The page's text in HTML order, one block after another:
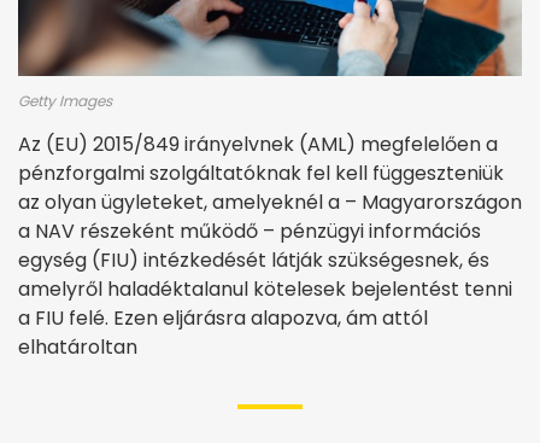
Getty Images
Az (EU) 2015/849 irányelvnek (AML) megfelelően a
pénzforgalmi szolgáltatóknak fel kell függeszteniük
az olyan ügyleteket, amelyeknél a – Magyarországon
a NAV részeként működő – pénzügyi információs
egység (FIU) intézkedését látják szükségesnek, és
amelyről haladéktalanul kötelesek bejelentést tenni
a FIU felé. Ezen eljárásra alapozva, ám attól
elhatároltan